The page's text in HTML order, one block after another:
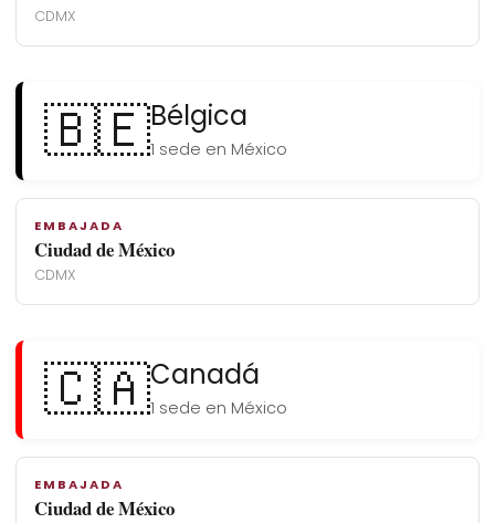
CDMX
🇧🇪Bélgica
1 sede en México
EMBAJADA
Ciudad de México
CDMX
🇨🇦Canadá
1 sede en México
EMBAJADA
Ciudad de México